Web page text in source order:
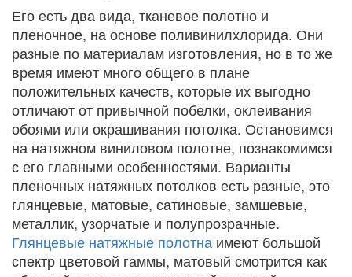
Его есть два вида, тканевое полотно и
пленочное, на основе поливинилхлорида. Они
разные по материалам изготовления, но в то же
время имеют много общего в плане
положительных качеств, которые их выгодно
отличают от привычной побелки, оклеивания
обоями или окрашивания потолка. Остановимся
на натяжном виниловом полотне, познакомимся
с его главными особенностями. Варианты
пленочных натяжных потолков есть разные, это
глянцевые, матовые, сатиновые, замшевые,
металлик, узорчатые и полупрозрачные.
Глянцевые натяжные полотна имеют большой
спектр цветовой гаммы, матовый смотрится как